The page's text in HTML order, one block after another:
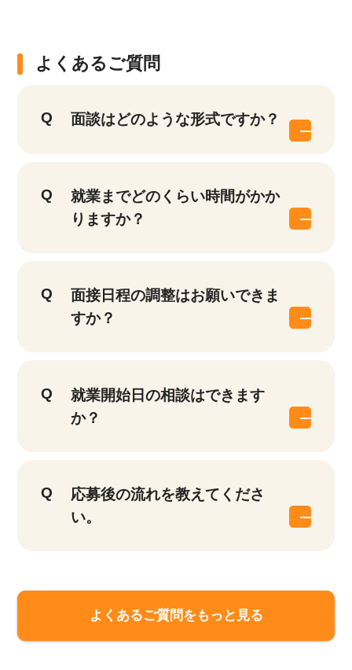
よくあるご質問
面談はどのような形式ですか？
就業までどのくらい時間がかか
りますか？
面接日程の調整はお願いできま
すか？
就業開始日の相談はできます
か？
応募後の流れを教えてくださ
い。
よくあるご質問をもっと見る